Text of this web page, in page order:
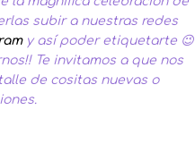
subir a nuestras redes
y así poder etiquetarte 😉
Te invitamos a que nos
de cositas nuevas o